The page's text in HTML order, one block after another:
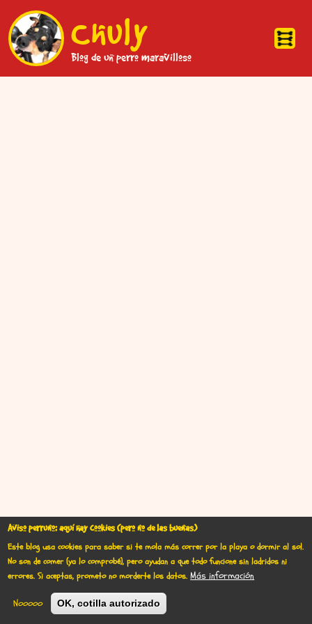
Chuly
Blog de un perro maravilloso
User account menu
Iniciar sesión
Aviso perruno: aquí hay cookies (pero no de las buenas)
Este blog usa cookies para saber si te mola más correr por la playa o dormir al sol.
No son de comer (ya lo comprobé), pero ayudan a que todo funcione sin ladridos ni
errores. Si aceptas, prometo no morderte los datos. Más información
Nooooo OK, cotilla autorizado